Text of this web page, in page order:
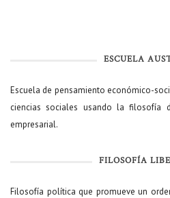
ESCUELA
Escuela de pensamiento económico-
ciencias sociales usando la filosofía
empresarial.
FILOSOFÍA
Filosofía política que promueve un